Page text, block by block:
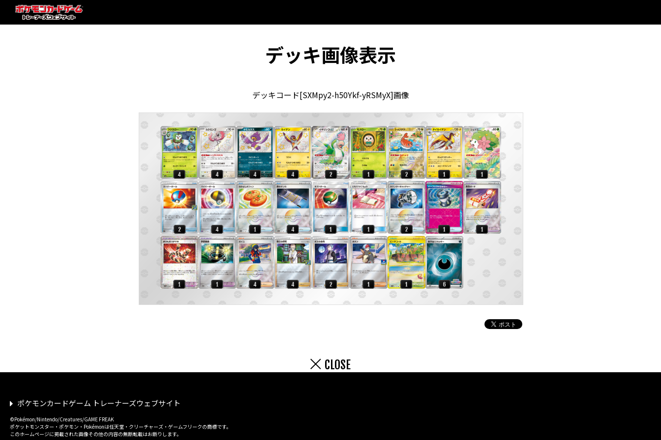
デッキ画像表示
デッキコード[SXMpy2-h50Ykf-yRSMyX]画像
CLOSE
ポケモンカードゲーム トレーナーズウェブサイト
©Pokémon/Nintendo/Creatures/GAME FREAK
ポケットモンスター・ポケモン・Pokémonは任天堂・クリーチャーズ・ゲームフリークの商標です。
このホームページに掲載された画像その他の内容の無断転載はお断りします。